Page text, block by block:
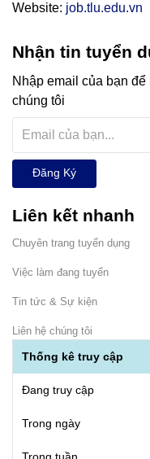
Website: job.tlu.edu.vn
Nhận tin tuyển
Nhập email của bạn
chúng tôi
Đăng Ký
Liên kết nhanh
Chuyên trang tuyển dụng
Việc làm đang tuyển
Tin tức & Sự kiện
Liên hệ chúng tôi
Thống kê truy cập
Đang truy cập
Trong ngày